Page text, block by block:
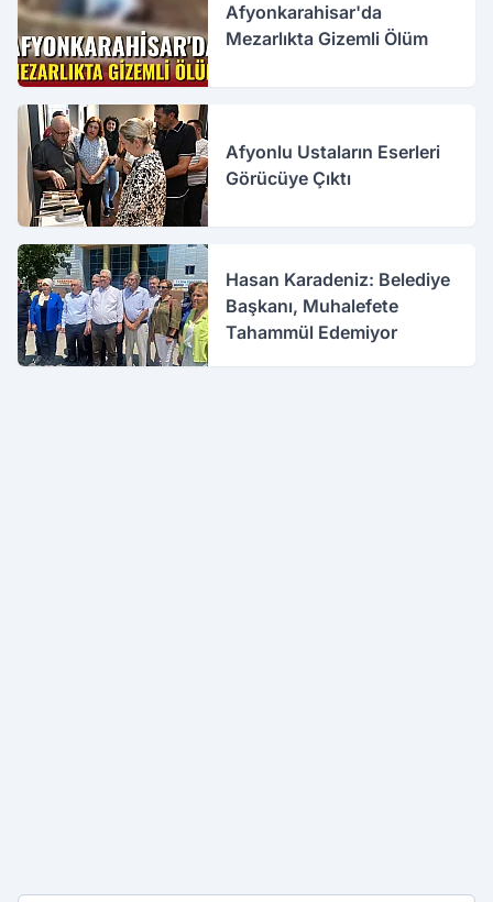
Afyonkarahisar'da
Mezarlıkta Gizemli Ölüm
Afyonlu Ustaların Eserleri
Görücüye Çıktı
Hasan Karadeniz: Belediye
Başkanı, Muhalefete
Tahammül Edemiyor